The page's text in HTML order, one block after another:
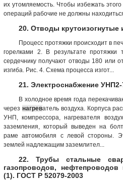
их утомляемость. Чтобы избежать
операций рабочие не должны находиться
20. Отводы крутоизогнутые
Процесс протяжки происходит в
горелками 2. В результате протяжки
сердечнику получают отводы 180 или
изгиба. Рис. 4. Схема процесса изгот...
21. Электроснабжение УНП2-
В холодное время года
через нагреватель воздуха. Корпуса
УНП, компрессора, нагревателя
заземления, который выведен на
раме автомобиля с левой стороны.
землей надлежащим заземлител...
22. Трубы стальные
газопроводов,
(1). ГОСТ Р 52079-2003